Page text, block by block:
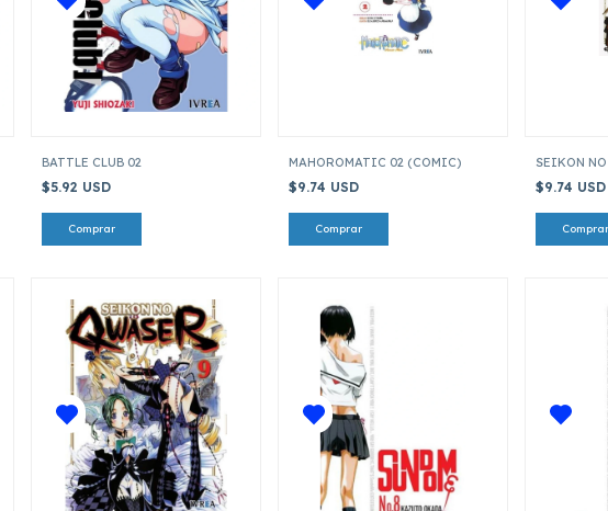
BATTLE CLUB 02
$5.92 USD
MAHOROMATIC 02 (COMIC)
$9.74 USD
SEIKON
$9.74 USD